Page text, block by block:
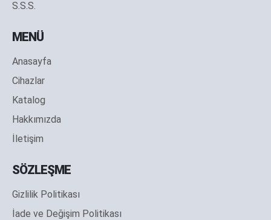
S.S.S.
MENÜ
Anasayfa
Cihazlar
Katalog
Hakkımızda
İletişim
SÖZLEŞME
Gizlilik Politikası
İade ve Değişim Politikası